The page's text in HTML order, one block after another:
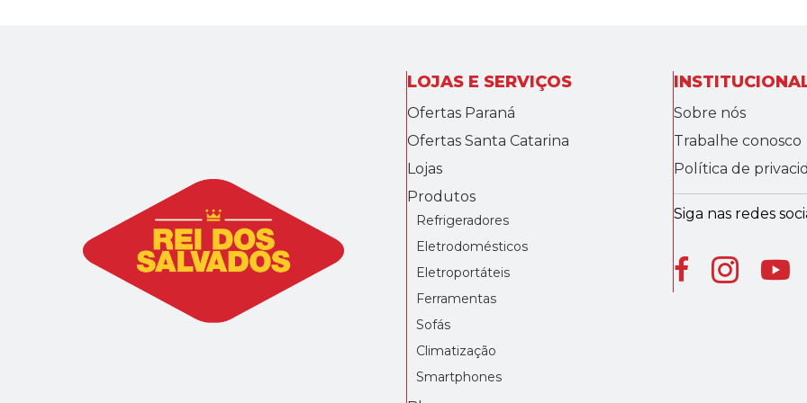
LOJAS E SERVIÇOS
Ofertas Paraná
Ofertas Santa Catarina
Lojas
Produtos
Refrigeradores
Eletrodomésticos
Eletroportáteis
Ferramentas
Sofás
Climatização
Smartphones
Sobre nós
Trabalhe conosco
Política de
Siga nas redes